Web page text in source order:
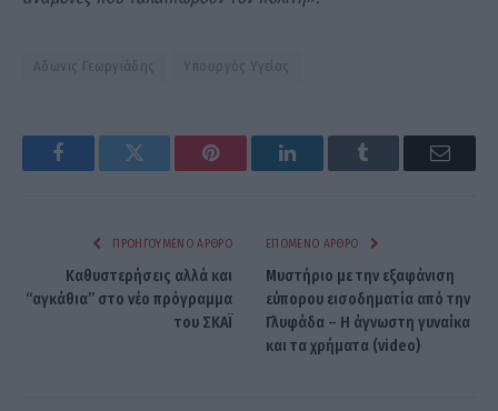
Αδωνις Γεωργιάδης Υπουργός Υγείας
FacebookTwitter Pinterest LinkedInTumblr Email
ΠΡΟΗΓΟΎΜΕΝΟ ΆΡΘΡΟ
Καθυστερήσεις αλλά και
“αγκάθια” στο νέο πρόγραμμα
του ΣΚΑΪ
ΕΠΌΜΕΝΟ ΆΡΘΡΟ
Μυστήριο με την εξαφάνιση
εύπορου εισοδηματία από την
Γλυφάδα – Η άγνωστη γυναίκα
και τα χρήματα (video)